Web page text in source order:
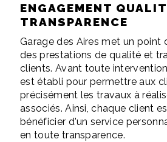
ENGAGEMENT
TRANSPARENCE
Garage des Aires met un point
des prestations de qualité et
clients. Avant toute
est établi pour permettre aux
précisément les travaux à
associés. Ainsi, chaque client
bénéficier d'un service
en toute transparence.